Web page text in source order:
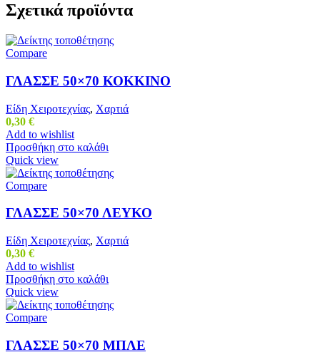
Σχετικά προϊόντα
Compare
ΓΛΑΣΣΕ 50×70 ΚΟΚΚΙΝΟ
Είδη Χειροτεχνίας, Χαρτιά
0,30 €
Add to wishlist
Προσθήκη στο καλάθι
Quick view
Compare
ΓΛΑΣΣΕ 50×70 ΛΕΥΚΟ
Είδη Χειροτεχνίας, Χαρτιά
0,30 €
Add to wishlist
Προσθήκη στο καλάθι
Quick view
Compare
ΓΛΑΣΣΕ 50×70 ΜΠΛΕ